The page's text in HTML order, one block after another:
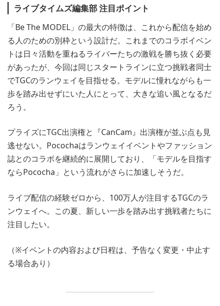
ライブタイムズ編集部 注目ポイント
「Be The MODEL」の最大の特徴は、これから配信を始め
る人のための別枠という設計だ。これまでのコラボイベン
トは日々活動を重ねるライバーたちの激戦を勝ち抜く必要
があったが、今回は同じスタートラインに立つ挑戦者同士
でTGCのランウェイを目指せる。モデルに憧れながらも一
歩を踏み出せずにいた人にとって、大きな追い風となるだ
ろう。
プライズにTGC出演権と『CanCam』出演権が並ぶ点も見
逃せない。Pocochaはランウェイイベントやファッション
誌とのコラボを継続的に展開しており、「モデルを目指す
ならPococha」という流れがさらに加速しそうだ。
ライブ配信の経験ゼロから、100万人が注目するTGCのラ
ンウェイへ。この夏、新しい一歩を踏み出す挑戦者たちに
注目したい。
（※イベントの内容および日程は、予告なく変更・中止す
る場合あり）